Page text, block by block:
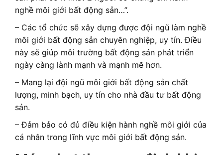
nghề môi giới bất động sản…”.
– Các tổ chức sẽ xây dựng được đội ngũ làm nghề
môi giới bất động sản chuyên nghiệp, uy tín. Điều
này sẽ giúp môi trường bất động sản phát triển
ngày càng lành mạnh và mạnh mẽ hơn.
– Mang lại đội ngũ môi giới bất động sản chất
lượng, minh bạch, uy tín cho nhà đầu tư bất động
sản.
– Đảm bảo có đủ điều kiện hành nghề môi giới của
cá nhân trong lĩnh vực môi giới bất động sản.